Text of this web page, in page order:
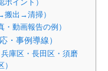
イント）
搬出→清掃）
動画報告の例）
・事例導線）
庫区・長田区・須磨